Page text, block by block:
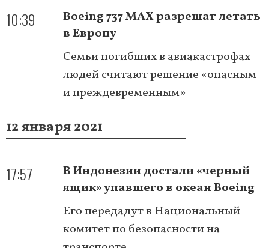
10:39
Boeing 737 MAX разрешат летать
в Европу
Семьи погибших в авиакастрофах
людей считают решение «опасным
и преждевременным»
12 января 2021
17:57
В Индонезии достали «черный
ящик» упавшего в океан Boeing
Его передадут в Национальный
комитет по безопасности на